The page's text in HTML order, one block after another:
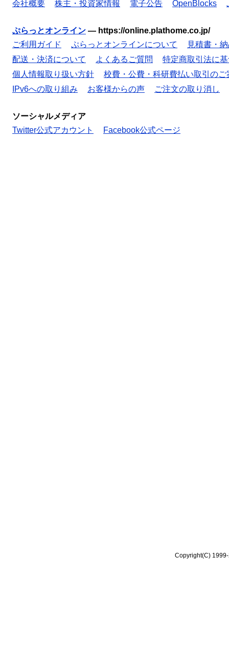
会社概要 株主・投資家情報 電子公告 OpenBlocks
ぷらっとオンライン — https://online.plathome.co.jp/
ご利用ガイド
ぷらっとオンラインについて
見積書・
配送・決済について
よくあるご質問
特定商取引法に
個人情報取り扱い方針
校費・公費・科研費払い取引のご
IPv6への取り組み
お客様からの声 ご注文の取り消し
ソーシャルメディア
Twitter公式アカウント
Facebook公式ページ
Copyright(C)